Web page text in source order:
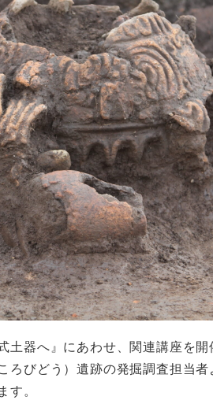
土器へ』にあわせ、関連講座を開
ろびどう）遺跡の発掘調査担当者
す。